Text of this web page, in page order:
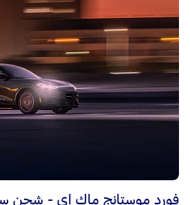
فورد موستانج ماك إي - شحن